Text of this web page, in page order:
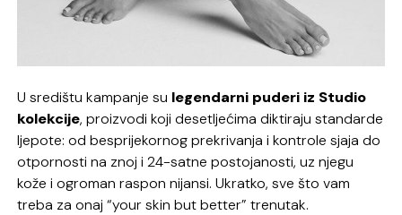
U središtu kampanje su legendarni puderi iz Studio
kolekcije, proizvodi koji desetljećima diktiraju standarde
ljepote: od besprijekornog prekrivanja i kontrole sjaja do
otpornosti na znoj i 24-satne postojanosti, uz njegu
kože i ogroman raspon nijansi. Ukratko, sve što vam
treba za onaj “your skin but better” trenutak.